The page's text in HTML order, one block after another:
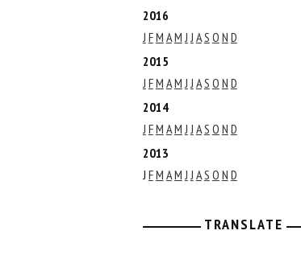
2016
J FM AM J J AS O N D
2015
J FM AM J J AS O N D
2014
J FM AM J J AS O N D
2013
J FM AM J J AS O N D
TRANSLATE